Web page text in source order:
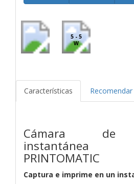
5 - 5
W
Características
Cámara de
instantánea
PRINTOMATIC
Captura e imprime en un